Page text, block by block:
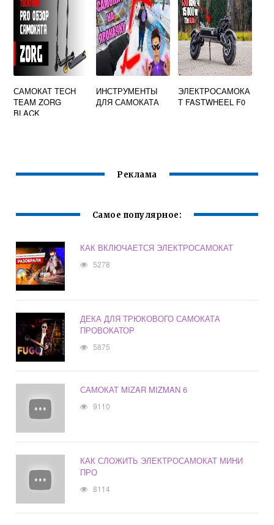
САМОКАТ TECH
TEAM ZORG
BLACK
ИНСТРУМЕНТЫ
ДЛЯ САМОКАТА
ЭЛЕКТРОСАМОКА
Т FASTWHEEL F0
Реклама
Самое популярное:
КАК ВКЛЮЧАЕТСЯ ЭЛЕКТРОСАМОКАТ
5278
ДЕКА ДЛЯ ТРЮКОВОГО САМОКАТА
ПРОВОКАТОР
5875
САМОКАТ MIZAR MIZMAN 6
9110
КАК СЛОЖИТЬ ЭЛЕКТРОСАМОКАТ МИНИ
ПРО
8114